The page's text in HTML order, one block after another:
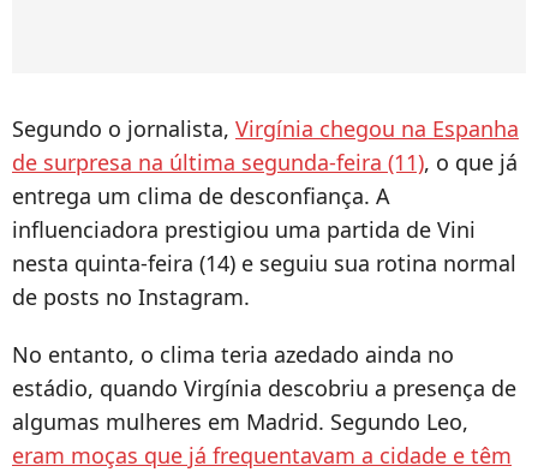
Segundo o jornalista, Virgínia chegou na Espanha
de surpresa na última segunda-feira (11), o que já
entrega um clima de desconfiança. A
influenciadora prestigiou uma partida de Vini
nesta quinta-feira (14) e seguiu sua rotina normal
de posts no Instagram.
No entanto, o clima teria azedado ainda no
estádio, quando Virgínia descobriu a presença de
algumas mulheres em Madrid. Segundo Leo,
eram moças que já frequentavam a cidade e têm